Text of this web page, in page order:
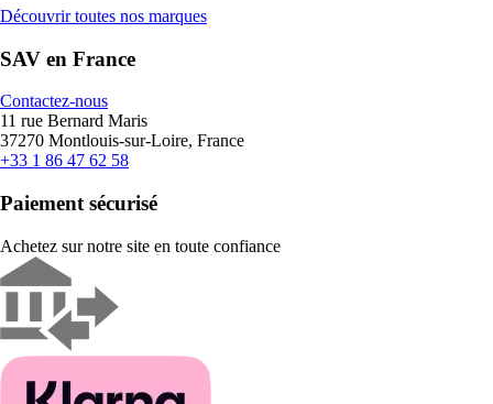
Découvrir toutes nos marques
SAV en France
Contactez-nous
11 rue Bernard Maris
37270 Montlouis-sur-Loire, France
+33 1 86 47 62 58
Paiement sécurisé
Achetez sur notre site en toute confiance